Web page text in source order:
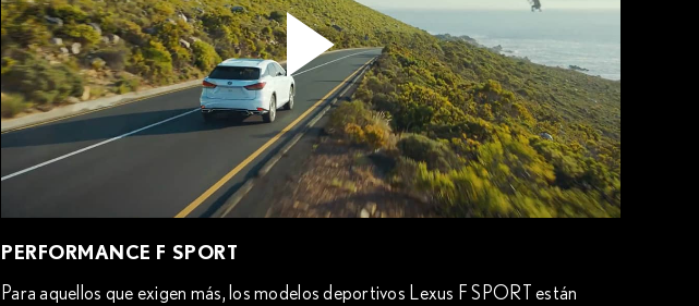
PERFORMANCE F SPORT
Para aquellos que exigen más, los modelos deportivos Lexus F SPORT están